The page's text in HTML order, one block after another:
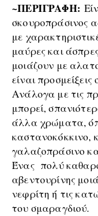
~ΠΕΡΙΓΡΑΦΗ:
σκουροπράσινος
με
μαύρες και
μοιάζουν με
είναι προσμείξεις
Ανάλογα με τις
μπορεί,
άλλα χρώματα,
καστανοκόκκινο,
γαλαζοπράσινο
Ένας πολύ
αβεντουρίνης
νεφρίτη ή τις
του σμαραγδιού.